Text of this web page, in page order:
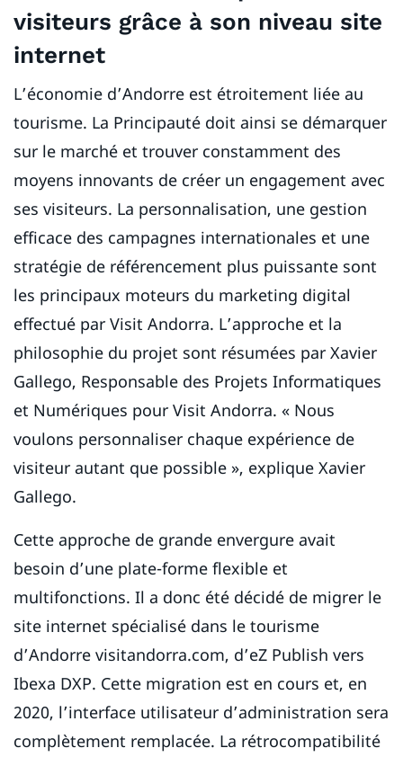
visiteurs grâce à son niveau site
internet
L’économie d’Andorre est étroitement liée au
tourisme. La Principauté doit ainsi se démarquer
sur le marché et trouver constamment des
moyens innovants de créer un engagement avec
ses visiteurs. La personnalisation, une gestion
efficace des campagnes internationales et une
stratégie de référencement plus puissante sont
les principaux moteurs du marketing digital
effectué par Visit Andorra. L’approche et la
philosophie du projet sont résumées par Xavier
Gallego, Responsable des Projets Informatiques
et Numériques pour Visit Andorra. « Nous
voulons personnaliser chaque expérience de
visiteur autant que possible », explique Xavier
Gallego.
Cette approche de grande envergure avait
besoin d’une plate-forme flexible et
multifonctions. Il a donc été décidé de migrer le
site internet spécialisé dans le tourisme
d’Andorre visitandorra.com, d’eZ Publish vers
Ibexa DXP. Cette migration est en cours et, en
2020, l’interface utilisateur d’administration sera
complètement remplacée. La rétrocompatibilité